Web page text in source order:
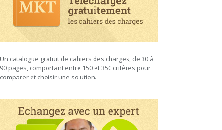
Un catalogue gratuit de cahiers des charges, de 30 à
90 pages, comportant entre 150 et 350 critères pour
comparer et choisir une solution.